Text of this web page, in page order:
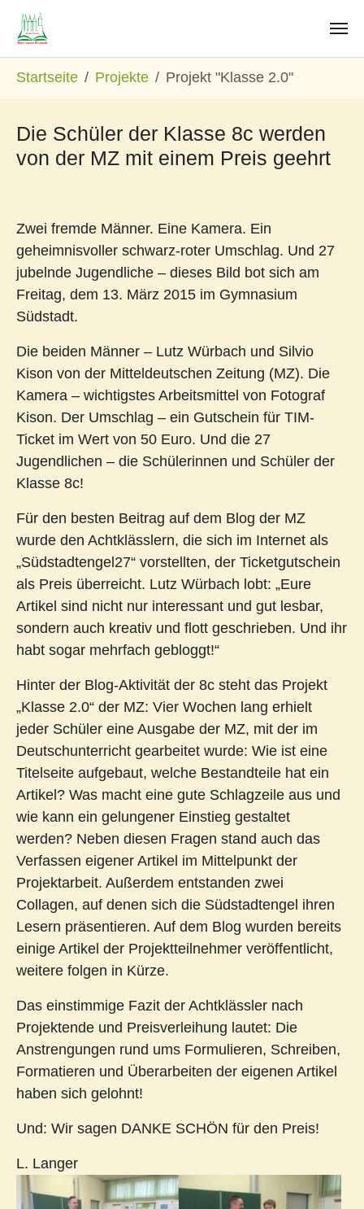
Startseite Projekte Projekt "Klasse 2.0"
Die Schüler der Klasse 8c werden
von der MZ mit einem Preis geehrt
Zwei fremde Männer. Eine Kamera. Ein
geheimnisvoller schwarz-roter Umschlag. Und 27
jubelnde Jugendliche – dieses Bild bot sich am
Freitag, dem 13. März 2015 im Gymnasium
Südstadt.
Die beiden Männer – Lutz Würbach und Silvio
Kison von der Mitteldeutschen Zeitung (MZ). Die
Kamera – wichtigstes Arbeitsmittel von Fotograf
Kison. Der Umschlag – ein Gutschein für TIM-
Ticket im Wert von 50 Euro. Und die 27
Jugendlichen – die Schülerinnen und Schüler der
Klasse 8c!
Für den besten Beitrag auf dem Blog der MZ
wurde den Achtklässlern, die sich im Internet als
„Südstadtengel27“ vorstellten, der Ticketgutschein
als Preis überreicht. Lutz Würbach lobt: „Eure
Artikel sind nicht nur interessant und gut lesbar,
sondern auch kreativ und flott geschrieben. Und ihr
habt sogar mehrfach gebloggt!“
Hinter der Blog-Aktivität der 8c steht das Projekt
„Klasse 2.0“ der MZ: Vier Wochen lang erhielt
jeder Schüler eine Ausgabe der MZ, mit der im
Deutschunterricht gearbeitet wurde: Wie ist eine
Titelseite aufgebaut, welche Bestandteile hat ein
Artikel? Was macht eine gute Schlagzeile aus und
wie kann ein gelungener Einstieg gestaltet
werden? Neben diesen Fragen stand auch das
Verfassen eigener Artikel im Mittelpunkt der
Projektarbeit. Außerdem entstanden zwei
Collagen, auf denen sich die Südstadtengel ihren
Lesern präsentieren. Auf dem Blog wurden bereits
einige Artikel der Projektteilnehmer veröffentlicht,
weitere folgen in Kürze.
Das einstimmige Fazit der Achtklässler nach
Projektende und Preisverleihung lautet: Die
Anstrengungen rund ums Formulieren, Schreiben,
Formatieren und Überarbeiten der eigenen Artikel
haben sich gelohnt!
Und: Wir sagen DANKE SCHÖN für den Preis!
L. Langer